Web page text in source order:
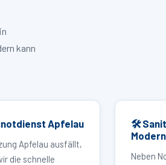
kann
Apfelau
Apfelau ausfällt,
die schnelle
🛠
Neben